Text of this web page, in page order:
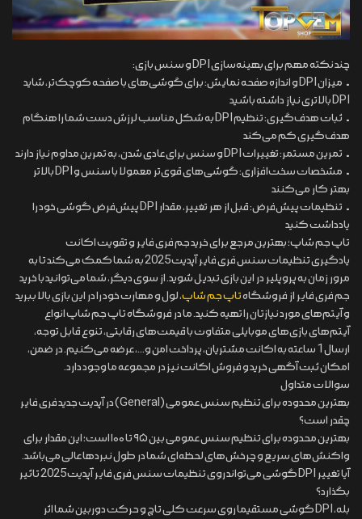
چند نکته مهم برای بهینه‌سازی DPI و سنس بازی:
• میزان DPI و اندازه صفحه نمایش: برای گوشی‌های با صفحه کوچک‌تر، شاید
DPI بالاتری نیاز داشته باشید
• ثبات هدف‌گیری: تنظیم DPI به شکل مناسب لرزش دست شما را هنگام
هدف‌گیری کم می‌کند
• تمرین مستمر: تغییرات DPI و سنس برای عادی شدن، به تمرین مداوم نیاز دارند
• مشخصات سخت‌افزاری: گوشی‌های قوی‌تر معمولا با سنس و DPI بالاتر
بهتر کار می‌کنند
• تنظیمات پیش‌فرض: قبل از هر تغییر، مقدار DPI پیش‌فرض گوشی خود را
یادداشت کنید
تاپ جم شاپ؛ بهترین مرجع برای خرید جم فری فایر و تقویت اکانت
یادگیری تنظیمات سنس فری فایر آپدیت 2025 به شما کمک می‌کند تا به
مرور زمان به پروپلیر در این بازی تبدیل شوید. از سوی دیگر، شما می‌توانید با خرید
جم فری فایر از فروشگاهتاپ جم شاپ، لول و مهارت خود را در این بازی بالا ببرید
و آیتم‌های مورد نیازتان را تهیه کنید. ما در فروشگاه تاپ جم شاپ انواع
آیتم‌های بازی‌های موبایلی متفاوت با قیمت‌های رقابتی، تنوع قابل توجه،
ارسال 1 ساعته به اکانت مشتریان، پرداخت امن و...، عرضه می‌کنیم. در ضمن،
امکان ثبت آگهی خرید و فروش اکانت نیز در مجموعه ما وجود دارد.
سوالات متداول
بهترین محدوده برای تنظیم سنس عمومی (General) در آپدیت جدید فری فایر
چقدر است؟
بهترین محدوده برای تنظیم سنس عمومی بین ۹۵ تا ۱۰۰ است؛ این مقدار برای
واکنش‌های سریع و چرخش‌های لحظه‌ای شما در طول نبردها عالی می‌باشد.
آیا تغییر DPI گوشی می‌تواند روی تنظیمات سنس فری فایر آپدیت 2025 تاثیر
بگذارد؟
بله، DPI گوشی مستقیما روی سرعت کلی تاچ و حرکت دوربین شما اثر